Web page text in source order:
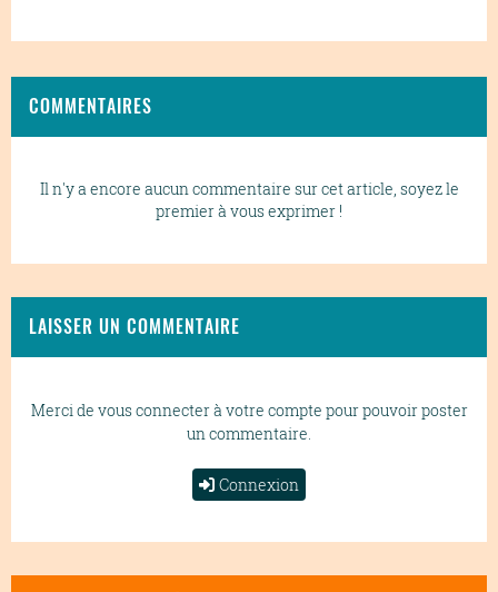
COMMENTAIRES
Il n'y a encore aucun commentaire sur cet article, soyez le
premier à vous exprimer !
LAISSER UN COMMENTAIRE
Merci de vous connecter à votre compte pour pouvoir poster
un commentaire.
Connexion